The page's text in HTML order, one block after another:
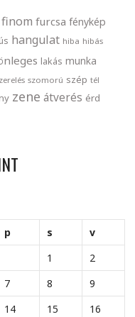
finom furcsa fénykép
hangulat hiba hibás
lakás munka
szomorú szép tél
zene átverés érd
p s
v
1
2
7 8
9
14 15
16